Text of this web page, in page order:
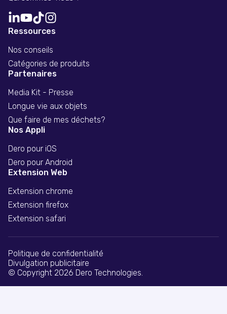
Ressources
Nos conseils
Catégories de produits
Partenaires
Media Kit - Presse
Longue vie aux objets
Que faire de mes déchets?
Nos Appli
Dero pour iOS
Dero pour Android
Extension Web
Extension chrome
Extension firefox
Extension safari
© Copyright 2026 Dero Technologies.
Politique de confidentialité
Divulgation publicitaire